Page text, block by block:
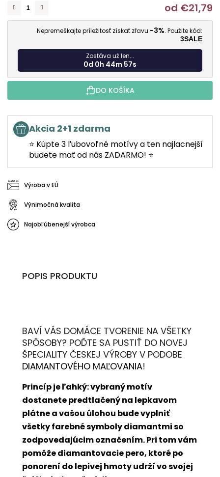
od €21,79
Nepremeškajte príležitosť získať zľavu -3%. Použite kód:
3SALE
Zostáva už len...
0d 0h 44m 56s
DO KOŠÍKA
Akcia 2+1 zdarma
⭐ Kúpte 3 ľubovoľné motívy a ten najlacnejší
budete mať od nás ZADARMO! ⭐
Výroba v EÚ
Výnimočná kvalita
Najobľúbenejší výrobca
POPIS PRODUKTU
BAVÍ VÁS DOMÁCE TVORENIE NA VŠETKY
SPÔSOBY? POĎTE SA PUSTIŤ DO NOVEJ
ŠPECIALITY ČESKEJ VÝROBY V PODOBE
DIAMANTOVÉHO MAĽOVANIA!
Princíp je ľahký: vybraný motív
dostanete predtlačený na lepkavom
plátne a vašou úlohou bude vyplniť
všetky farebné symboly diamantmi so
zodpovedajúcim označením. Pri tom vám
pomôže diamantovacie pero, ktoré po
ponorení do lepivej hmoty udrží vo svojej